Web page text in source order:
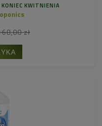
KWITNIENIA
zł